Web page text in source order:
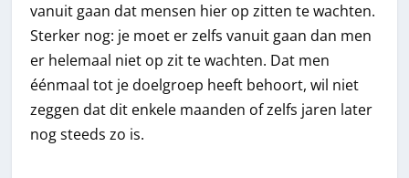
vanuit gaan dat mensen hier op zitten te wachten.
Sterker nog: je moet er zelfs vanuit gaan dan men
er helemaal niet op zit te wachten. Dat men
éénmaal tot je doelgroep heeft behoort, wil niet
zeggen dat dit enkele maanden of zelfs jaren later
nog steeds zo is.